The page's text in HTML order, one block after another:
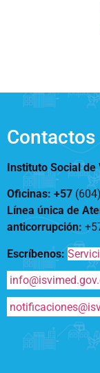
Directorio
Encuesta
A+ A A-
Centro
Más
Contactos
Instituto Social
Oficinas: +57
Línea única de
anticorrupción:
Escríbenos: